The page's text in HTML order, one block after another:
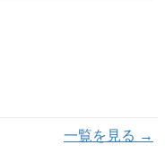
一覧を見る →